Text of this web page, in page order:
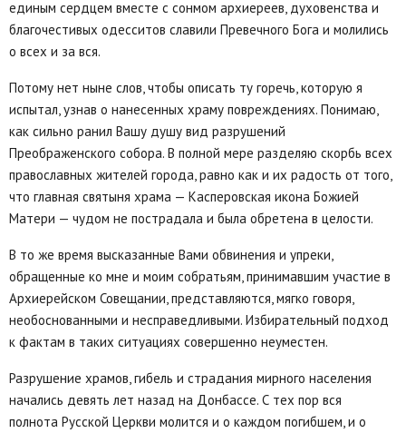
единым сердцем вместе с сонмом архиереев, духовенства и
благочестивых одесситов славили Превечного Бога и молились
о всех и за вся.
Потому нет ныне слов, чтобы описать ту горечь, которую я
испытал, узнав о нанесенных храму повреждениях. Понимаю,
как сильно ранил Вашу душу вид разрушений
Преображенского собора. В полной мере разделяю скорбь всех
православных жителей города, равно как и их радость от того,
что главная святыня храма — Касперовская икона Божией
Матери — чудом не пострадала и была обретена в целости.
В то же время высказанные Вами обвинения и упреки,
обращенные ко мне и моим собратьям, принимавшим участие в
Архиерейском Совещании, представляются, мягко говоря,
необоснованными и несправедливыми. Избирательный подход
к фактам в таких ситуациях совершенно неуместен.
Разрушение храмов, гибель и страдания мирного населения
начались девять лет назад на Донбассе. С тех пор вся
полнота Русской Церкви молится и о каждом погибшем, и о